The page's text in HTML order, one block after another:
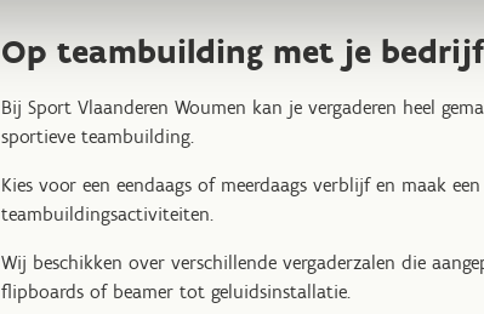
Op teambuilding met je bedrijf
Bij Sport Vlaanderen Woumen kan je vergaderen heel
sportieve teambuilding.
Kies voor een eendaags of meerdaags verblijf en maak
teambuildingsactiviteiten.
Wij beschikken over verschillende vergaderzalen die
flipboards of beamer tot geluidsinstallatie.